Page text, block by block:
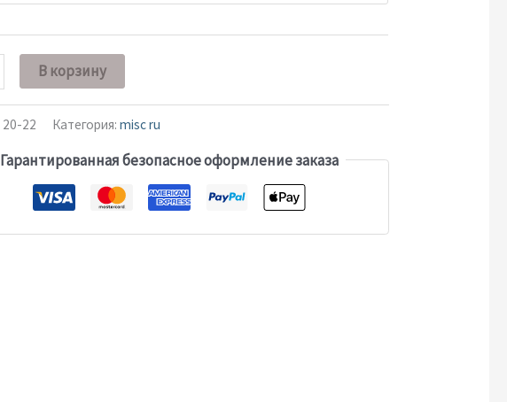
В корзину
20-22 Категория:misc ru
Гарантированная безопасное оформление заказа